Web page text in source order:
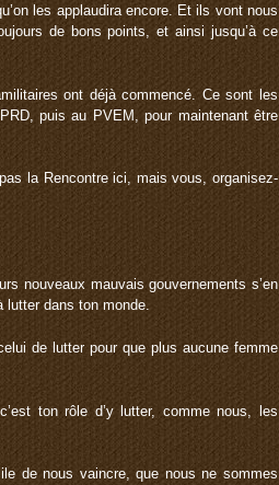
les applaudira encore. Et ils vont nous
de bons points, et ainsi jusqu’à ce
ont déjà commencé. Ce sont les
puis au PVEM, pour maintenant être
la Rencontre ici, mais vous, organisez-
nouveaux mauvais gouvernements s’en
dans ton monde.
de lutter pour que plus aucune femme
ton rôle d’y lutter, comme nous, les
de nous vaincre, que nous ne sommes